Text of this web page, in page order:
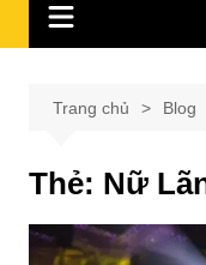
Trang chủ Blog
Thẻ: Nữ